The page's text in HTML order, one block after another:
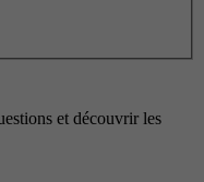
et découvrir les